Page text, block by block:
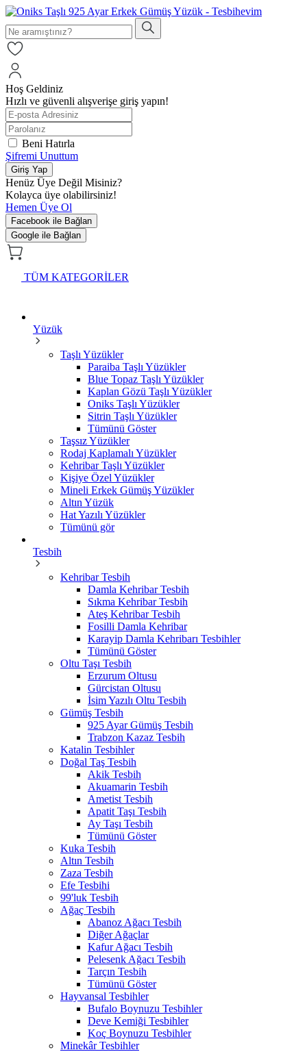
Hoş Geldiniz
Hızlı ve güvenli alışverişe giriş yapın!
Beni Hatırla
Şifremi Unuttum
Giriş Yap
Henüz Üye Değil Misiniz?
Kolayca üye olabilirsiniz!
Hemen Üye Ol
Facebook ile Bağlan
Google ile Bağlan
TÜM KATEGORİLER
Yüzük
Taşlı Yüzükler
Paraiba Taşlı Yüzükler
Blue Topaz Taşlı Yüzükler
Kaplan Gözü Taşlı Yüzükler
Oniks Taşlı Yüzükler
Sitrin Taşlı Yüzükler
Tümünü Göster
Taşsız Yüzükler
Rodaj Kaplamalı Yüzükler
Kehribar Taşlı Yüzükler
Kişiye Özel Yüzükler
Mineli Erkek Gümüş Yüzükler
Altın Yüzük
Hat Yazılı Yüzükler
Tümünü gör
Tesbih
Kehribar Tesbih
Damla Kehribar Tesbih
Sıkma Kehribar Tesbih
Ateş Kehribar Tesbih
Fosilli Damla Kehribar
Karayip Damla Kehribarı Tesbihler
Tümünü Göster
Oltu Taşı Tesbih
Erzurum Oltusu
Gürcistan Oltusu
İsim Yazılı Oltu Tesbih
Gümüş Tesbih
925 Ayar Gümüş Tesbih
Trabzon Kazaz Tesbih
Katalin Tesbihler
Doğal Taş Tesbih
Akik Tesbih
Akuamarin Tesbih
Ametist Tesbih
Apatit Taşı Tesbih
Ay Taşı Tesbih
Tümünü Göster
Kuka Tesbih
Altın Tesbih
Zaza Tesbih
Efe Tesbihi
99'luk Tesbih
Ağaç Tesbih
Abanoz Ağacı Tesbih
Diğer Ağaçlar
Kafur Ağacı Tesbih
Pelesenk Ağacı Tesbih
Tarçın Tesbih
Tümünü Göster
Hayvansal Tesbihler
Bufalo Boynuzu Tesbihler
Deve Kemiği Tesbihler
Koç Boynuzu Tesbihler
Minekâr Tesbihler